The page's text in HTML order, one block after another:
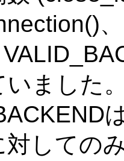
いました
対しての